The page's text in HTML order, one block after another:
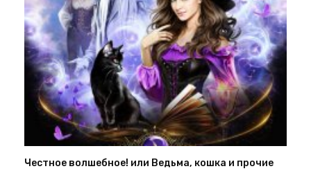
Честное волшебное! или Ведьма, кошка и прочие